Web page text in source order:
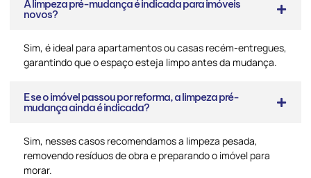
A limpeza pré-mudança é indicada para imóveis
novos?
Sim, é ideal para apartamentos ou casas recém-entregues,
garantindo que o espaço esteja limpo antes da mudança.
E se o imóvel passou por reforma, a limpeza pré-
mudança ainda é indicada?
Sim, nesses casos recomendamos a limpeza pesada,
removendo resíduos de obra e preparando o imóvel para
morar.